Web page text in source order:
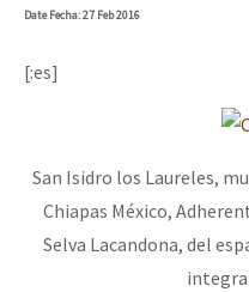
DateFecha: 27 Feb 2016
[:es]
San Isidro los Laureles,
Chiapas México,
Selva Lacandona, del